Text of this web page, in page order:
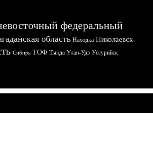
федеральный
область Находка Николаевск-
Сибирь ТОФ Тында Улан-Удэ Уссурийск